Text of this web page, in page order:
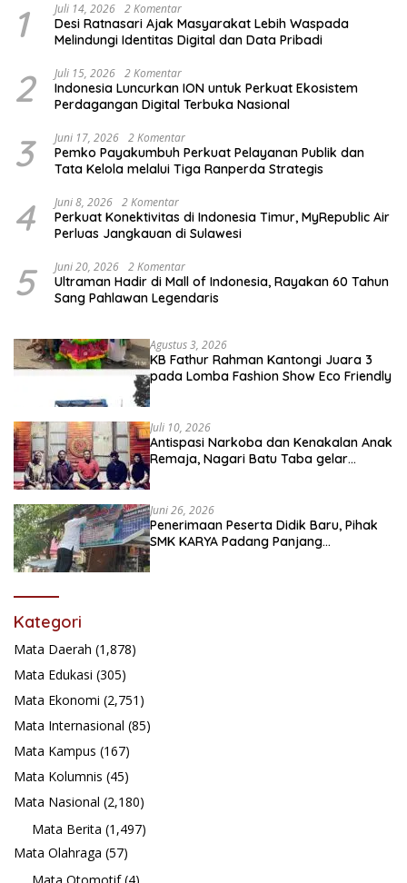
1 Juli 14, 2026 2 Komentar
Desi Ratnasari Ajak Masyarakat Lebih Waspada
Melindungi Identitas Digital dan Data Pribadi
2 Juli 15, 2026 2 Komentar
Indonesia Luncurkan ION untuk Perkuat Ekosistem
Perdagangan Digital Terbuka Nasional
3 Juni 17, 2026 2 Komentar
Pemko Payakumbuh Perkuat Pelayanan Publik dan
Tata Kelola melalui Tiga Ranperda Strategis
4 Juni 8, 2026 2 Komentar
Perkuat Konektivitas di Indonesia Timur, MyRepublic Air
Perluas Jangkauan di Sulawesi
5 Juni 20, 2026 2 Komentar
Ultraman Hadir di Mall of Indonesia, Rayakan 60 Tahun
Sang Pahlawan Legendaris
Agustus 3, 2026
KB Fathur Rahman Kantongi Juara 3
pada Lomba Fashion Show Eco Friendly
Juli 10, 2026
Antispasi Narkoba dan Kenakalan Anak
Remaja, Nagari Batu Taba gelar
Juni 26, 2026
Penerimaan Peserta Didik Baru, Pihak
SMK KARYA Padang Panjang
Kategori
Mata Daerah (1,878)
Mata Edukasi (305)
Mata Ekonomi (2,751)
Mata Internasional (85)
Mata Kampus (167)
Mata Kolumnis (45)
Mata Nasional (2,180)
Mata Berita (1,497)
Mata Olahraga (57)